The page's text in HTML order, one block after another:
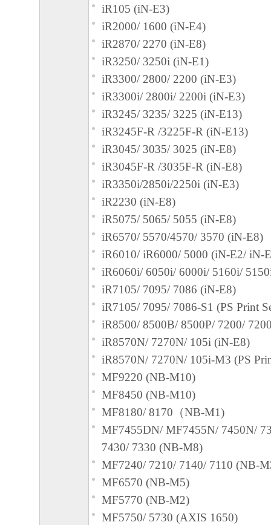
iR105 (iN-E3)
iR2000/ 1600 (iN-E4)
iR2870/ 2270 (iN-E8)
iR3250/ 3250i (iN-E1)
iR3300/ 2800/ 2200 (iN-E3)
iR3300i/ 2800i/ 2200i (iN-E3)
iR3245/ 3235/ 3225 (iN-E13)
iR3245F-R /3225F-R (iN-E13)
iR3045/ 3035/ 3025 (iN-E8)
iR3045F-R /3035F-R (iN-E8)
iR3350i/2850i/2250i (iN-E3)
iR2230 (iN-E8)
iR5075/ 5065/ 5055 (iN-E8)
iR6570/ 5570/4570/ 3570 (iN-E8)
iR6010/ iR6000/ 5000 (iN-E2/ iN-
iR6060i/ 6050i/ 6000i/ 5160i/
iR7105/ 7095/ 7086 (iN-E8)
iR7105/ 7095/ 7086-S1 (PS Print
iR8500/ 8500B/ 8500P/ 7200/
iR8570N/ 7270N/ 105i (iN-E8)
iR8570N/ 7270N/ 105i-M3 (PS
MF9220 (NB-M10)
MF8450 (NB-M10)
MF8180/ 8170（NB-M1)
MF7455DN/ MF7455N/ 7450N/
7430/ 7330 (NB-M8)
MF7240/ 7210/ 7140/ 7110 (NB-
MF6570 (NB-M5)
MF5770 (NB-M2)
MF5750/ 5730 (AXIS 1650)